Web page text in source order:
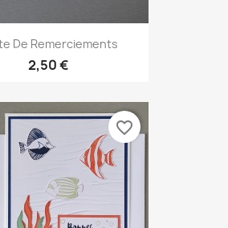
De Remerciements
2,50 €
favorite_border